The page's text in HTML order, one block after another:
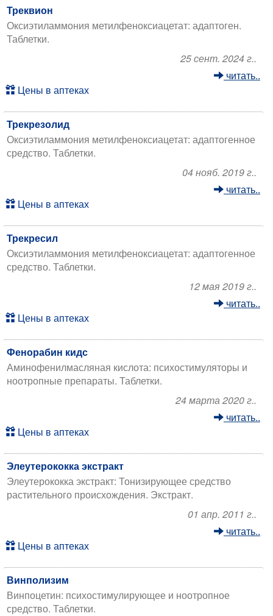
Треквион
Оксиэтиламмония метилфеноксиацетат: адаптоген.
Таблетки.
25 сент. 2024 г..
читать..
Цены в аптеках
Трекрезолид
Оксиэтиламмония метилфеноксиацетат: адаптогенное
средство. Таблетки.
04 нояб. 2019 г..
читать..
Цены в аптеках
Трекресил
Оксиэтиламмония метилфеноксиацетат: адаптогенное
средство. Таблетки.
12 мая 2019 г..
читать..
Цены в аптеках
Фенорабин кидс
Аминофенилмасляная кислота: психостимуляторы и
ноотропные препараты. Таблетки.
24 марта 2020 г..
читать..
Цены в аптеках
Элеутерококка экстракт
Элеутерококка экстракт: Тонизирующее средство
растительного происхождения. Экстракт.
01 апр. 2011 г..
читать..
Цены в аптеках
Винполизим
Винпоцетин: психостимулирующее и ноотропное
средство. Таблетки.